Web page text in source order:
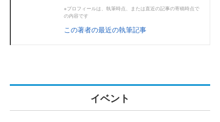
※プロフィールは、執筆時点、または直近の記事の寄稿時点で
の内容です
この著者の最近の執筆記事
イベント